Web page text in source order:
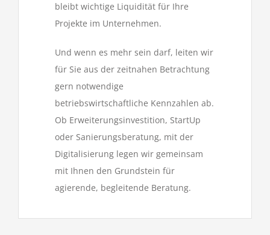
bleibt wichtige Liquidität für Ihre
Projekte im Unternehmen.
Und wenn es mehr sein darf, leiten wir
für Sie aus der zeitnahen Betrachtung
gern notwendige
betriebswirtschaftliche Kennzahlen ab.
Ob Erweiterungsinvestition, StartUp
oder Sanierungsberatung, mit der
Digitalisierung legen wir gemeinsam
mit Ihnen den Grundstein für
agierende, begleitende Beratung.